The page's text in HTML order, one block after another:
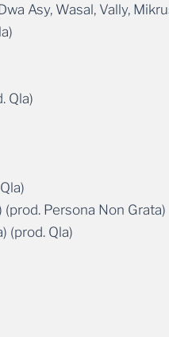
Asy, Wasal, Vally,
Qla)
(prod. Persona Non Grata)
(prod. Qla)